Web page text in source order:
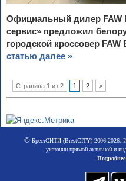
Официальный дилер FAW
сервис» предложил
городской кроссовер FAW
статью далее »
Страница 1 из 2 1 2 >
©БрестСИТИ (BrestCITY) 2006-2026.
указании прямой активной и